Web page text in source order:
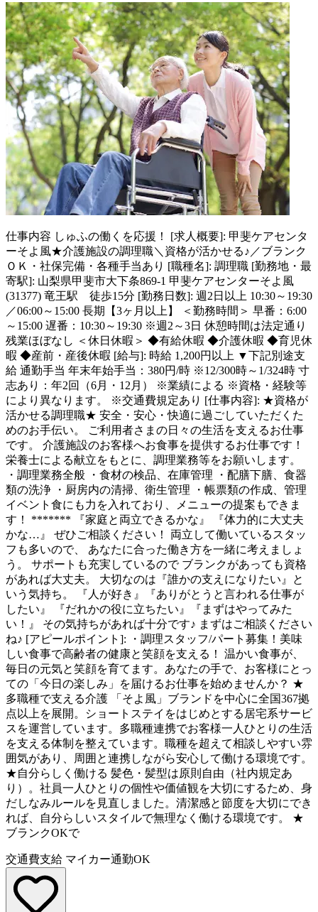
仕事内容 しゅふの働くを応援！ [求人概要]: 甲斐ケアセンタ
ーそよ風★介護施設の調理職＼資格が活かせる♪／ブランク
ＯＫ・社保完備・各種手当あり [職種名]: 調理職 [勤務地・最
寄駅]: 山梨県甲斐市大下条869-1 甲斐ケアセンターそよ風
(31377) 竜王駅 徒歩15分 [勤務日数]: 週2日以上 10:30～19:30
／06:00～15:00 長期【3ヶ月以上】 ＜勤務時間＞ 早番：6:00
～15:00 遅番：10:30～19:30 ※週2～3日 休憩時間は法定通り
残業ほぼなし ＜休日休暇＞ ◆有給休暇 ◆介護休暇 ◆育児休
暇 ◆産前・産後休暇 [給与]: 時給 1,200円以上 ▼下記別途支
給 通勤手当 年末年始手当：380円/時 ※12/300時～1/324時 寸
志あり：年2回（6月・12月） ※業績による ※資格・経験等
により異なります。 ※交通費規定あり [仕事内容]: ★資格が
活かせる調理職★ 安全・安心・快適に過ごしていただくた
めのお手伝い。 ご利用者さまの日々の生活を支えるお仕事
です。 介護施設のお客様へお食事を提供するお仕事です！
栄養士による献立をもとに、調理業務等をお願いします。
・調理業務全般 ・食材の検品、在庫管理 ・配膳下膳、食器
類の洗浄 ・厨房内の清掃、衛生管理 ・帳票類の作成、管理
イベント食にも力を入れており、メニューの提案もできま
す！ ******* 『家庭と両立できるかな』 『体力的に大丈夫
かな…』 ぜひご相談ください！ 両立して働いているスタッ
フも多いので、 あなたに合った働き方を一緒に考えましょ
う。 サポートも充実しているので ブランクがあっても資格
があれば大丈夫。 大切なのは『誰かの支えになりたい』と
いう気持ち。 『人が好き』『ありがとうと言われる仕事が
したい』 『だれかの役に立ちたい』『まずはやってみた
い！』 その気持ちがあれば十分です♪ まずはご相談ください
ね♪ [アピールポイント]: ・調理スタッフ/パート募集！美味
しい食事で高齢者の健康と笑顔を支える！ 温かい食事が、
毎日の元気と笑顔を育てます。あなたの手で、お客様にとっ
ての「今日の楽しみ」を届けるお仕事を始めませんか？ ★
多職種で支える介護 「そよ風」ブランドを中心に全国367拠
点以上を展開。ショートステイをはじめとする居宅系サービ
スを運営しています。多職種連携でお客様一人ひとりの生活
を支える体制を整えています。職種を超えて相談しやすい雰
囲気があり、周囲と連携しながら安心して働ける環境です。
★自分らしく働ける 髪色・髪型は原則自由（社内規定あ
り）。社員一人ひとりの個性や価値観を大切にするため、身
だしなみルールを見直しました。清潔感と節度を大切にでき
れば、自分らしいスタイルで無理なく働ける環境です。 ★
ブランクOKで
交通費支給 マイカー通勤OK